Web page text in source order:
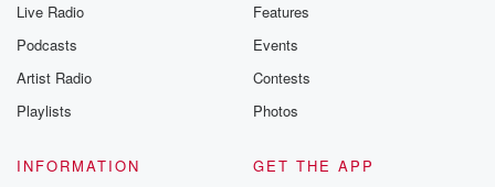
Live Radio
Podcasts
Artist Radio
Playlists
Features
Events
Contests
Photos
INFORMATION GET THE APP